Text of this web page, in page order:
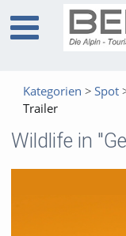
Kategorien Spot
Trailer